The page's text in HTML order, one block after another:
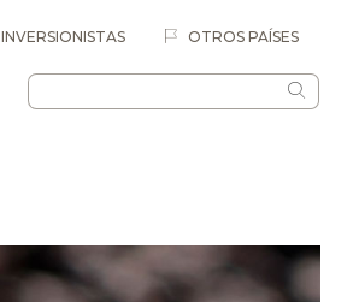
INVERSIONISTAS OTROS PAÍSES